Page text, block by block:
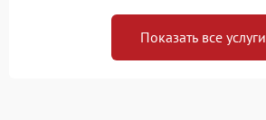
Показать все услуги